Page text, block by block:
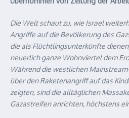
Die Welt schaut zu, wie Israel
Angriffe auf die Bevölkerung des
die als Flüchtlingsunterkünfte
neuerlich ganze Wohnviertel dem
Während die westlichen
über den Raketenangriff auf das
zeigten, sind die alltäglichen
Gazastreifen anrichten, höchstens